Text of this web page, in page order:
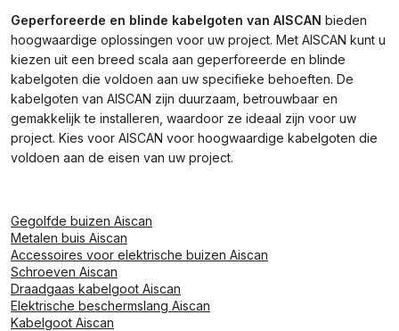
Geperforeerde en blinde kabelgoten van AISCAN bieden
hoogwaardige oplossingen voor uw project. Met AISCAN kunt u
kiezen uit een breed scala aan geperforeerde en blinde
kabelgoten die voldoen aan uw specifieke behoeften. De
kabelgoten van AISCAN zijn duurzaam, betrouwbaar en
gemakkelijk te installeren, waardoor ze ideaal zijn voor uw
project. Kies voor AISCAN voor hoogwaardige kabelgoten die
voldoen aan de eisen van uw project.
Gegolfde buizen Aiscan
Metalen buis Aiscan
Accessoires voor elektrische buizen Aiscan
Schroeven Aiscan
Draadgaas kabelgoot Aiscan
Elektrische beschermslang Aiscan
Kabelgoot Aiscan